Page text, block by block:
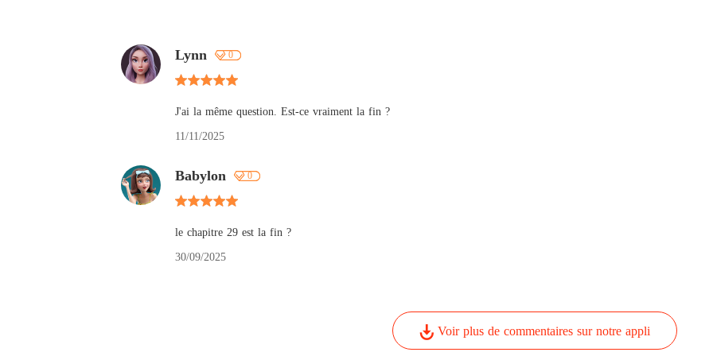
Lynn 0
J'ai la même question. Est-ce vraiment la fin ?
11/11/2025
Babylon 0
le chapitre 29 est la fin ?
30/09/2025
Voir plus de commentaires sur notre appli